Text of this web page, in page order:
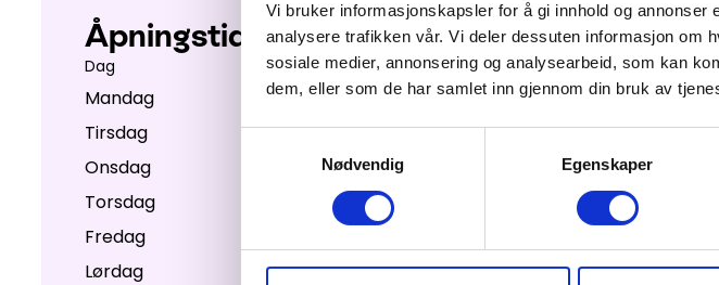
Vi bruker informasjonskapsler for å gi innhold og
analysere trafikken vår. Vi deler dessuten informasjon om
sosiale medier, annonsering og analysearbeid, som kan
dem, eller som de har samlet inn gjennom din bruk av
Nødvendig
Egenskaper
Finn frem
+
−
Åpningstider
Dag Åpent fra - til
Mandag
10:00 - 17:00
Tirsdag
10:00 - 17:00
Onsdag
10:00 - 17:00
Torsdag
10:00 - 17:00
Fredag
Lørdag
10:00 - 16:00